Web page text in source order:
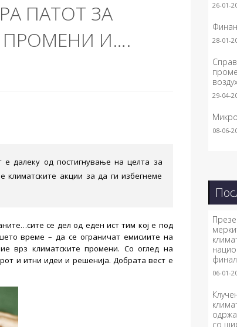
ПАТОТ ЗА
ПРОМЕНИ И….
е далеку од постигнување на целта за
акции за да ги избегнеме
се дел од еден ист тим кој е под
време – да се ограничат емисиите на
врз климатските промени. Со оглед на
и итни идеи и решенија. Добрата вест е
26-01-
28-01-
29-04-
08-06-
06-01-
со